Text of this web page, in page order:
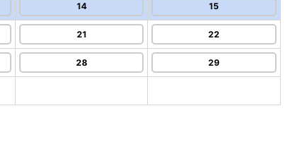
14 15
21 22
28 29